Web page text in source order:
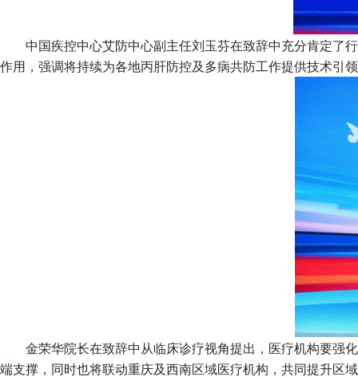
中国疾控中心艾防中心副主任刘玉芬在致辞中充分肯定了
作用，强调将持续为各地丙肝防控及多病共防工作提供技术引
金荣华院长在致辞中从临床诊疗视角提出，医疗机构要强
端支撑，同时也将联动重庆及西南区域医疗机构，共同提升区